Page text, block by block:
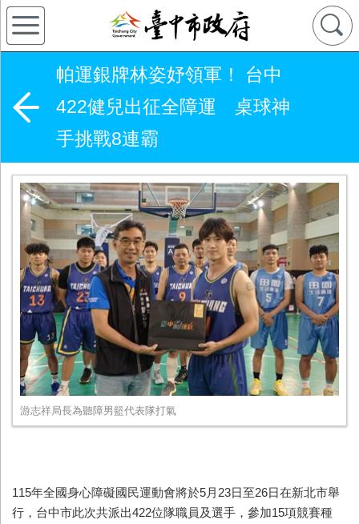
帕運銀牌林姿妤領軍！ 台中
422健兒出征全障運 桌球神
手挑戰8連霸
游志祥局長為聽障男籃代表隊打氣
115年全國身心障礙國民運動會將於5月23日至26日在新北市舉
行，台中市此次共派出422位隊職員及選手，參加15項競賽種